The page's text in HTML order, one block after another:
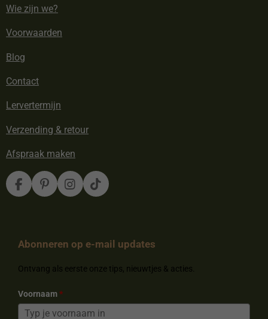
Wie zijn we?
Voorwaarden
Blog
Contact
Lervertermijn
Verzending & retour
Afspraak maken
F
a
o
k
P
i
r
s
I
n
g
a
T
i
k
Abonneren op e-mail updates
Ontvang als eerste onze tips, nieuwtjes & acties.
Voornaam*